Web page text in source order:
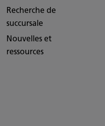
Recherche de
succursale
Nouvelles et
ressources